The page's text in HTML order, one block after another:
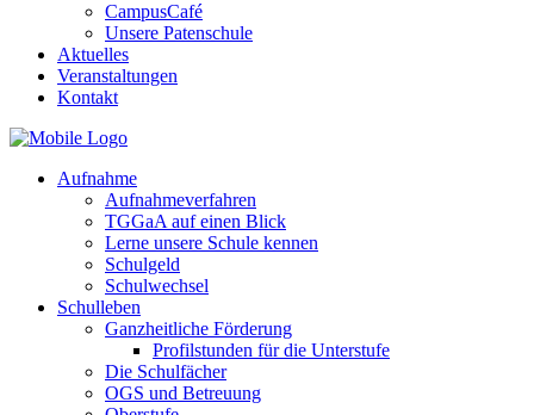
CampusCafé
Unsere Patenschule
Aktuelles
Veranstaltungen
Kontakt
Aufnahme
Aufnahmeverfahren
TGGaA auf einen Blick
Lerne unsere Schule kennen
Schulgeld
Schulwechsel
Schulleben
Ganzheitliche Förderung
Profilstunden für die Unterstufe
Die Schulfächer
OGS und Betreuung